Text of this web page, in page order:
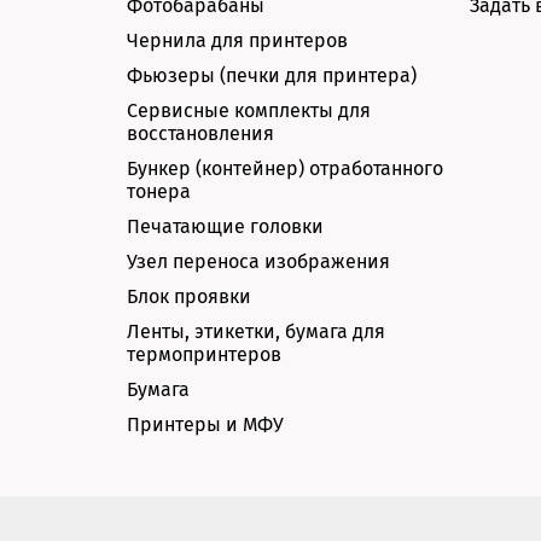
Фотобарабаны
Чернила для принтеров
Фьюзеры (печки для принтера)
Сервисные комплекты для
восстановления
Бункер (контейнер) отработанного
тонера
Печатающие головки
Узел переноса изображения
Блок проявки
Ленты, этикетки, бумага для
термопринтеров
Бумага
Принтеры и МФУ
Задать